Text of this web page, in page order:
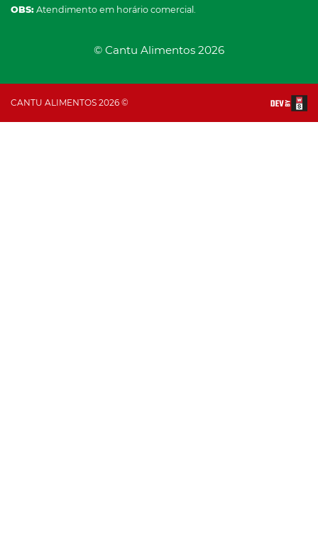
OBS: Atendimento em horário comercial.
© Cantu Alimentos 2026
CANTU ALIMENTOS 2026 ©